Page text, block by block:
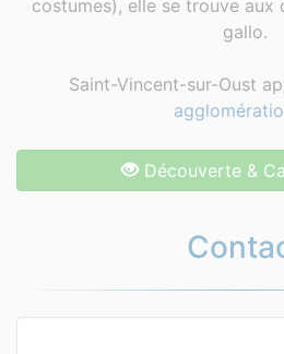
costumes), elle se trouve aux
gallo.
Saint-Vincent-sur-Oust
Découverte &